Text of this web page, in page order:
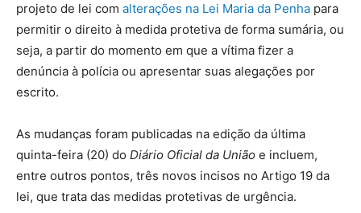
projeto de lei com alterações na Lei Maria da Penha para
permitir o direito à medida protetiva de forma sumária, ou
seja, a partir do momento em que a vítima fizer a
denúncia à polícia ou apresentar suas alegações por
escrito.
As mudanças foram publicadas na edição da última
quinta-feira (20) do Diário Oficial da União e incluem,
entre outros pontos, três novos incisos no Artigo 19 da
lei, que trata das medidas protetivas de urgência.